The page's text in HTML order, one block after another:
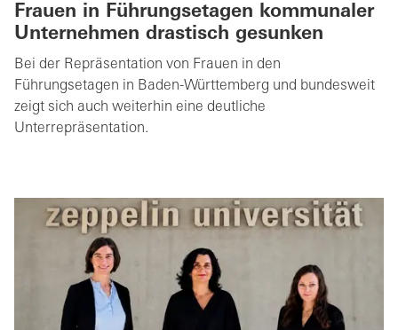
Frauen in Führungsetagen kommunaler
Unternehmen drastisch gesunken
Bei der Repräsentation von Frauen in den
Führungsetagen in Baden-Württemberg und bundesweit
zeigt sich auch weiterhin eine deutliche
Unterrepräsentation.